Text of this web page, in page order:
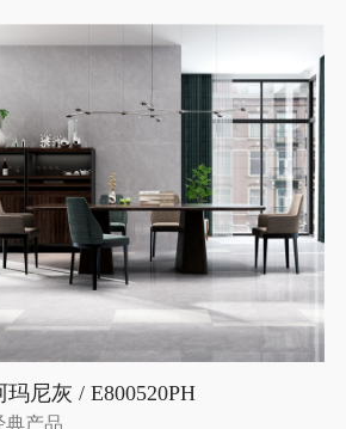
玛尼灰 / E800520PH
典产品